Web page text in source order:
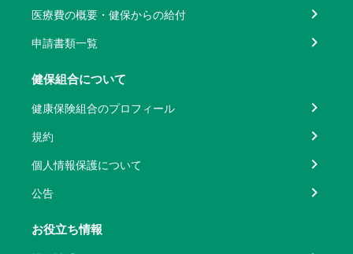
医療費の概要・健保からの給付
申請書類一覧
健保組合について
健康保険組合のプロフィール
規約
個人情報保護について
公告
お役立ち情報